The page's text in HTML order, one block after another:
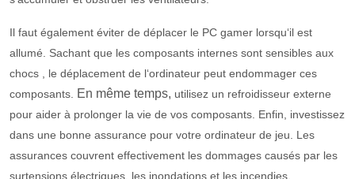
Il faut également éviter de déplacer le PC gamer lorsqu‘il est
allumé Sachant que les composants internes sont sensibles aux
chocs le déplacement de l‘ordinateur peut endommager ces
composants En même temps, utilisez un refroidisseur externe
pour aider à prolonger la vie de vos composants Enfin investissez
dans une bonne assurance pour votre ordinateur de jeu
Les
assurances couvrent effectivement les dommages causés par les
surtensions électriques les inondations et les incendies